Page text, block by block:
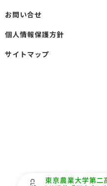
お問い合せ
個人情報保護方針
サイトマップ